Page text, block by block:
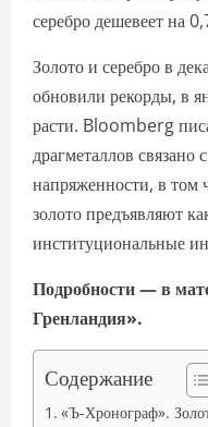
серебро дешевеет на
Золото и серебро в
обновили рекорды, в
расти. Bloomberg
драгметаллов связано
напряженности, в том
золото предъявляют
институциональные
Подробности — в
Гренландия».
Содержание
«Ъ-Хронограф».